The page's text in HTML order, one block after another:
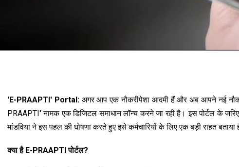
'E-PRAAPTI' Portal:अगर आप एक नौकरीपेशा आदमी हैं और अब आपने नई
PRAAPTI’नामक एक डिजिटल समाधान लॉन्च करने जा रही है। इस पोर्टल के
मांडविया ने इस पहल की घोषणा करते हुए इसे कर्मचारियों के लिए एक बड़ी राहत बताया
क्या है E-PRAAPTI पोर्टल?